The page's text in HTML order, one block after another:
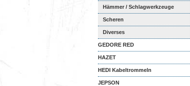
Hämmer / Schlagwerkzeuge
Scheren
Diverses
GEDORE RED
HAZET
HEDI Kabeltrommeln
JEPSON